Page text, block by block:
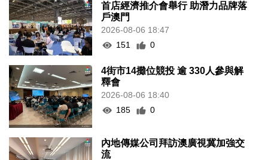
首店經濟推介會舉行 助潛力品牌落
戶澳門
2026-08-06 18:47
151
0
4街市14攤位競投 逾 330人參與解
釋會
2026-08-06 18:40
185
0
內地傳媒公司拜訪澳廣視冀加強交
流